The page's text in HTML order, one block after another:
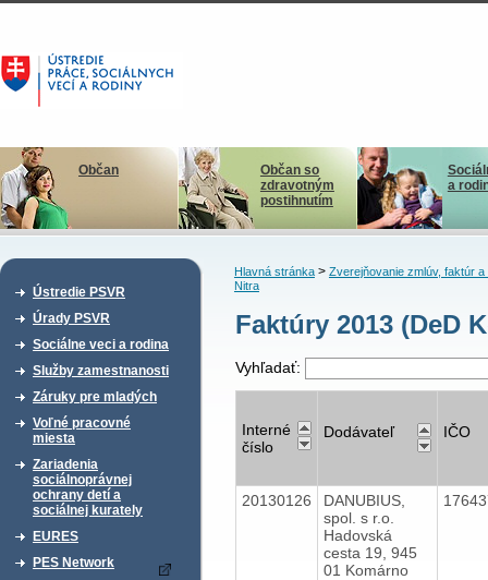
Občan
Občan so
zdravotným
postihnutím
a
Ústredie PSVR
Úrady PSVR
Sociálne veci a rodina
Služby zamestnanosti
Záruky pre mladých
Voľné pracovné
miesta
Zariadenia
sociálnoprávnej
ochrany detí a
sociálnej kurately
EURES
PES Network
Hlavná stránka> Zverejňovanie zmlúv, faktúr a
Nitra
Faktúry 2013 (DeD
Vyhľadať:
Interné
číslo
Dodávateľ IČO
20130126
DANUBIUS,
spol. s r.o.
Hadovská
cesta 19, 945
01 Komárno